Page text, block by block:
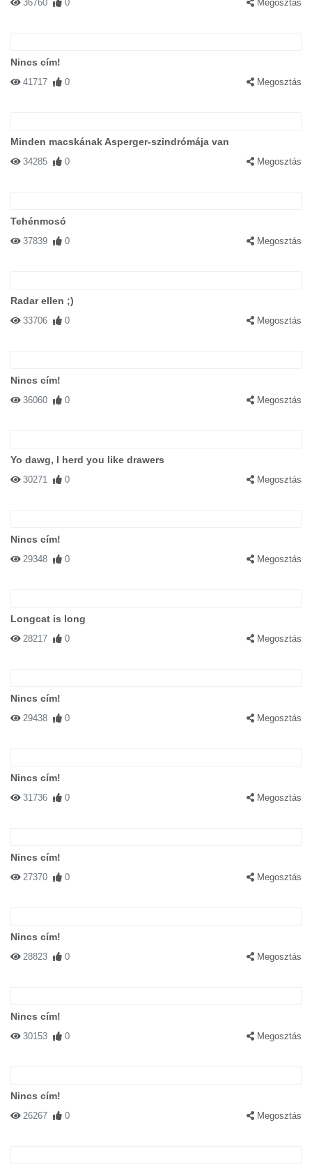
36760 0 Megosztás
Nincs cím!
41717 0 Megosztás
Minden macskának Asperger-szindrómája van
34285 0 Megosztás
Tehénmosó
37839 0 Megosztás
Radar ellen ;)
33706 0 Megosztás
Nincs cím!
36060 0 Megosztás
Yo dawg, I herd you like drawers
30271 0 Megosztás
Nincs cím!
29348 0 Megosztás
Longcat is long
28217 0 Megosztás
Nincs cím!
29438 0 Megosztás
Nincs cím!
31736 0 Megosztás
Nincs cím!
27370 0 Megosztás
Nincs cím!
28823 0 Megosztás
Nincs cím!
30153 0 Megosztás
Nincs cím!
26267 0 Megosztás